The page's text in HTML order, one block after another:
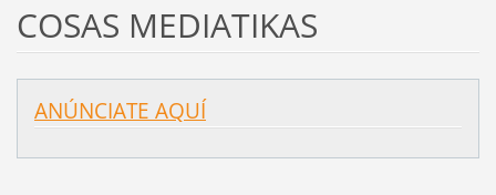
COSAS MEDIATIKAS
ANÚNCIATE AQUÍ